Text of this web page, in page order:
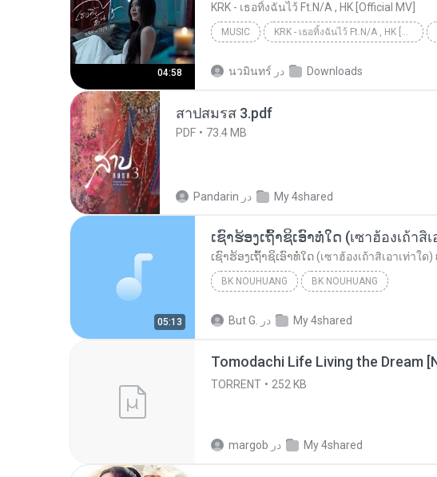
04:58
KRK - เธอทิ้งฉันไว้ Ft.N/A , HK [Official MV]
MUSIC KRK - เธอทิ้งฉันไว้ Ft.N/A , HK [Official MV]
นวมินทร์ در Downloads
สาปสมรส 3.pdf
PDF 73.4 MB
Pandarin در My 4shared
05:13
BK NOUHUANG BK NOUHUANG
But G. در My 4shared
TORRENT 252 KB
margob در My 4shared